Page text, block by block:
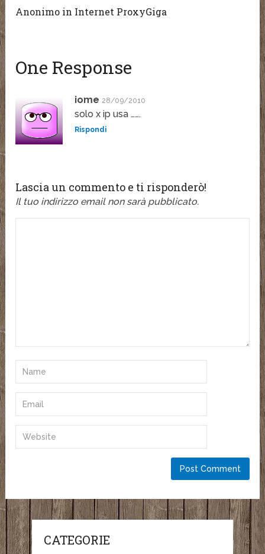
Anonimo in Internet ProxyGiga
One Response
iome 28/09/2010
solo x ip usa …….
Rispondi
Lascia un commento e ti risponderò!
Il tuo indirizzo email non sarà pubblicato.
CATEGORIE